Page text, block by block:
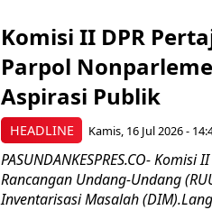
HEADLINE
Komisi II DPR
Parpol
Aspirasi Publik
Kamis, 16 Jul 2026 -
PASUNDANKESPRES.CO-
Rancangan Undang-Undang
Inventarisasi Masalah